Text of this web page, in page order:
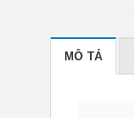
MÔ TẢ